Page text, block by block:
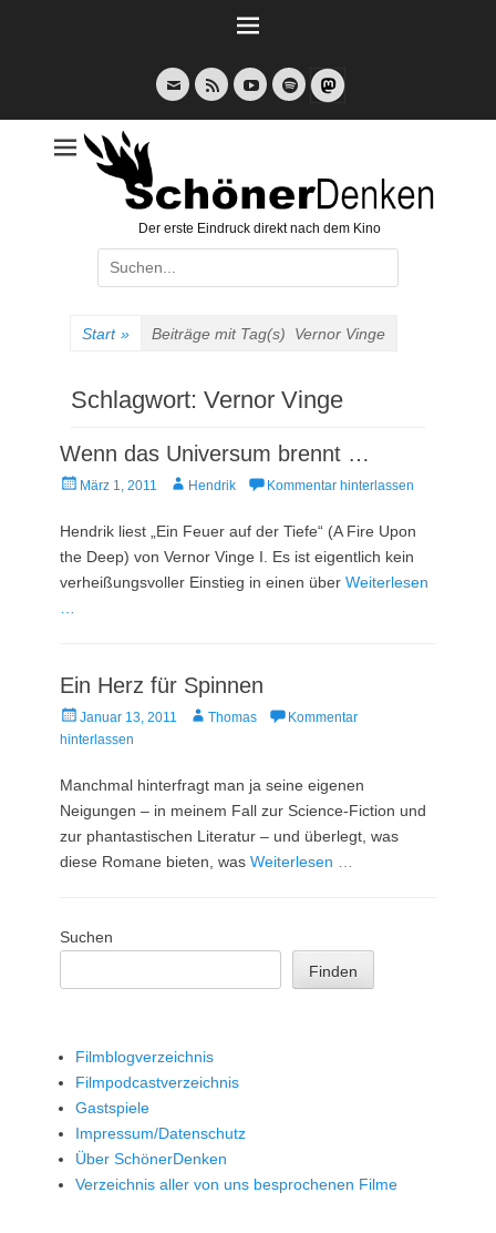
E-
Mail
Feed YouTubeSpotify
Der erste Eindruck direkt nach dem Kino
Suche
nach:
Start » Beiträge mit Tag(s) Vernor Vinge
Schlagwort: Vernor Vinge
Wenn das Universum brennt …
Veröffentlicht
März 1, 2011 AutorHendrik Kommentar hinterlassen
Hendrik liest „Ein Feuer auf der Tiefe“ (A Fire Upon
the Deep) von Vernor Vinge I. Es ist eigentlich kein
verheißungsvoller Einstieg in einen über Weiterlesen
Ein Herz für Spinnen
Veröffentlicht
am
Januar 13, 2011 AutorThomas
Kommentar
hinterlassen
Manchmal hinterfragt man ja seine eigenen
Neigungen – in meinem Fall zur Science-Fiction und
zur phantastischen Literatur – und überlegt, was
diese Romane bieten, was Weiterlesen …
Suchen
Finden
Filmblogverzeichnis
Filmpodcastverzeichnis
Gastspiele
Impressum/Datenschutz
Über SchönerDenken
Verzeichnis aller von uns besprochenen Filme